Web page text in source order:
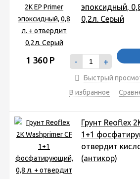
эпоксидный,
0,2л. Серый
1 360 Р - +
Быстрый
В избранное
Грунт Reoflex
1+1
отвердит
(антикор)